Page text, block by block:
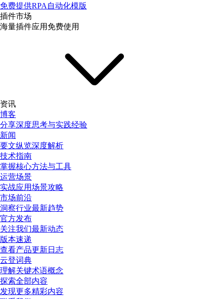
免费提供RPA自动化模版
插件市场
海量插件应用免费使用
资讯
博客
分享深度思考与实践经验
新闻
要文纵览深度解析
技术指南
掌握核心方法与工具
运营场景
实战应用场景攻略
市场前沿
洞察行业最新趋势
官方发布
关注我们最新动态
版本速递
查看产品更新日志
云登词典
理解关键术语概念
探索全部内容
发现更多精彩内容